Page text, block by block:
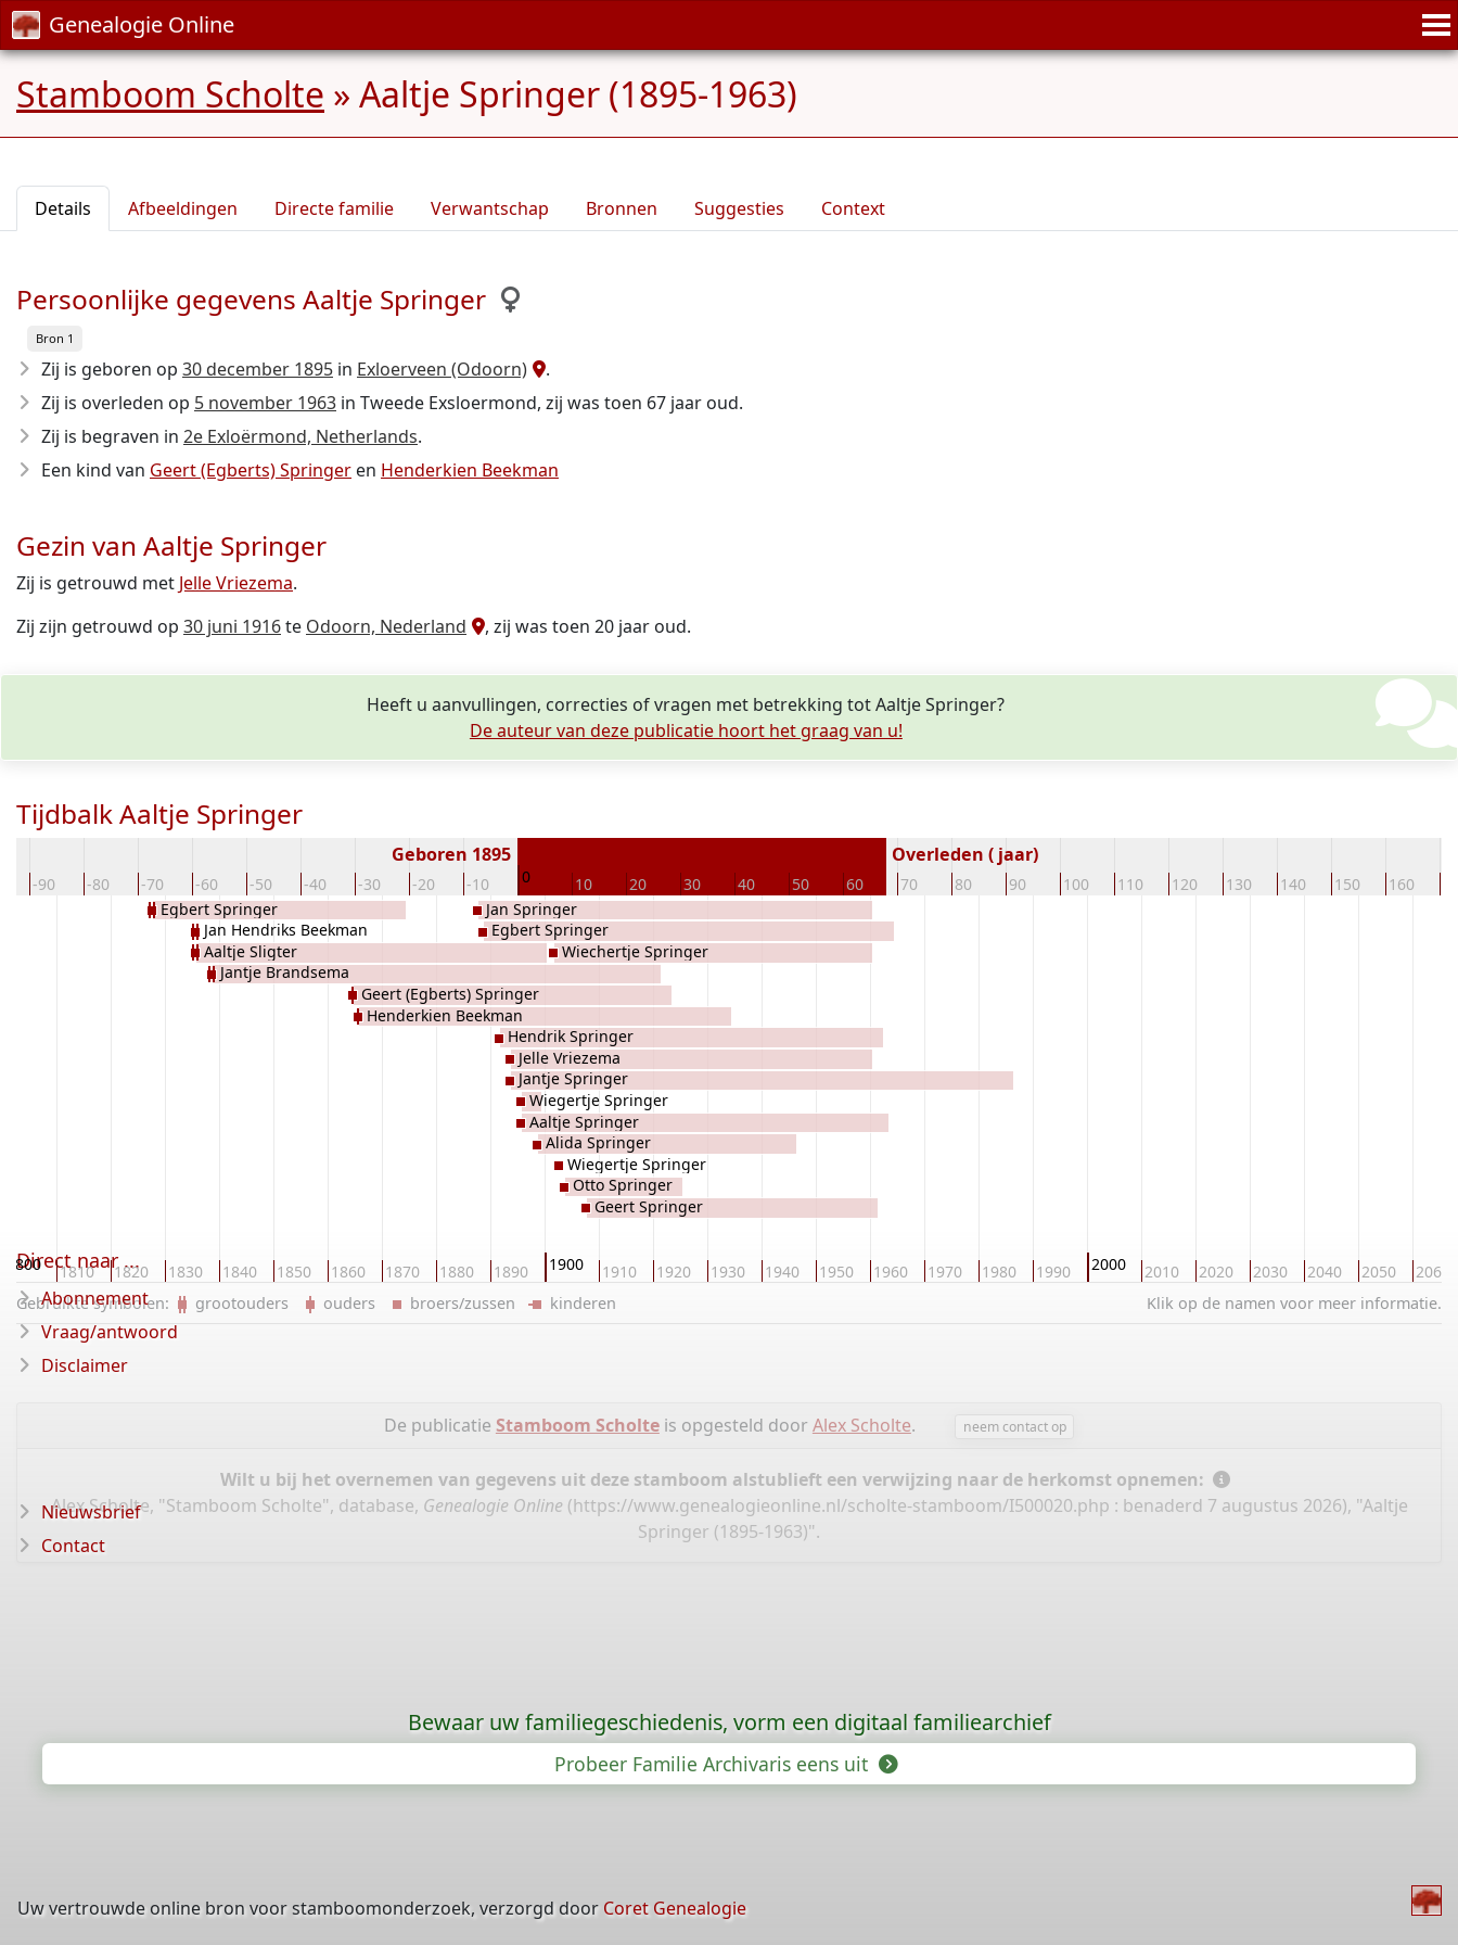
Genealogie Online
Stamboom Scholte » Aaltje Springer (1895-1963)
Details Afbeeldingen Directe familie Verwantschap Bronnen Suggesties Context
Persoonlijke gegevens Aaltje Springer
Bron 1
Zij is geboren op 30 december 1895 in Exloerveen (Odoorn)
.
Zij is overleden op 5 november 1963 in Tweede Exsloermond, zij was toen 67 jaar oud.
Zij is begraven in 2e Exloërmond, Netherlands.
Een kind van Geert (Egberts) Springer en Henderkien Beekman
Gezin van Aaltje Springer
Zij is getrouwd met Jelle Vriezema.
Zij zijn getrouwd op 30 juni 1916te Odoorn, Nederland , zij was toen 20 jaar oud.
Heeft u aanvullingen, correcties of vragen met betrekking tot Aaltje Springer?
De auteur van deze publicatie hoort het graag van u!
Tijdbalk Aaltje Springer
-90 -80 -70 -60 -50 -40 -30 -20 -10 0 10 20 30 40 50 60 70 80 90 100 110 120 130 140 150 160
Geboren 1895 Overleden ( jaar)
1800 1810 1820 1830 1840 1850 1860 1870 1880 1890 1900 1910 1920 1930 1940 1950 1960 1970 1980 1990 2000 2010 2020 2030 2040 2050 2060
Egbert Springer
Jan Hendriks Beekman
Aaltje Sligter
Jantje Brandsema
Geert (Egberts) Springer
Henderkien Beekman
Jan Springer
Egbert Springer
Hendrik Springer
Jelle Vriezema
Jantje Springer
Wiegertje Springer
Aaltje Springer
Alida Springer
Wiechertje Springer
Wiegertje Springer
Otto Springer
Geert Springer
Klik op de namen voor meer informatie.
Gebruikte symbolen: grootouders ouders broers/zussen kinderen
De publicatie Stamboom Scholteis opgesteld door Alex Scholte. neem contact op
Wilt u bij het overnemen van gegevens uit deze stamboom alstublieft een verwijzing naar de herkomst opnemen:
Alex Scholte, "Stamboom Scholte", database, Genealogie Online (https://www.genealogieonline.nl/scholte-stamboom/I500020.php : benaderd 7 augustus 2026), "Aaltje
Springer (1895-1963)".
Direct naar ...
Abonnement
Vraag/antwoord
Disclaimer
Nieuwsbrief
Contact
Bewaar uw familiegeschiedenis, vorm een digitaal familiearchief
Probeer Familie Archivaris eens uit
Uw vertrouwde online bron voor stamboomonderzoek, verzorgd door Coret Genealogie